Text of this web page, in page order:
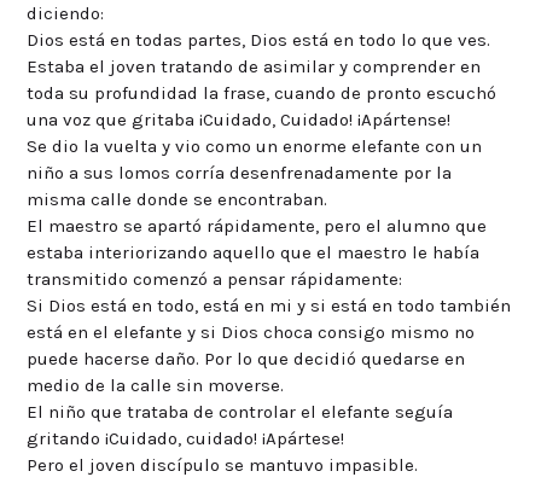
diciendo:
Dios está en todas partes, Dios está en todo lo que ves.
Estaba el joven tratando de asimilar y comprender en
toda su profundidad la frase, cuando de pronto escuchó
una voz que gritaba ¡Cuidado, Cuidado! ¡Apártense!
Se dio la vuelta y vio como un enorme elefante con un
niño a sus lomos corría desenfrenadamente por la
misma calle donde se encontraban.
El maestro se apartó rápidamente, pero el alumno que
estaba interiorizando aquello que el maestro le había
transmitido comenzó a pensar rápidamente:
Si Dios está en todo, está en mi y si está en todo también
está en el elefante y si Dios choca consigo mismo no
puede hacerse daño. Por lo que decidió quedarse en
medio de la calle sin moverse.
El niño que trataba de controlar el elefante seguía
gritando ¡Cuidado, cuidado! ¡Apártese!
Pero el joven discípulo se mantuvo impasible.